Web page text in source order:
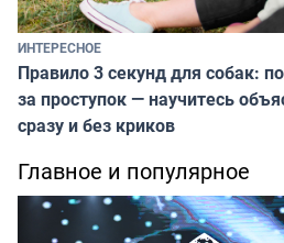
ИНТЕРЕСНОЕ
Правило 3 секунд для собак:
за проступок — научитесь
сразу и без криков
Главное и популярное